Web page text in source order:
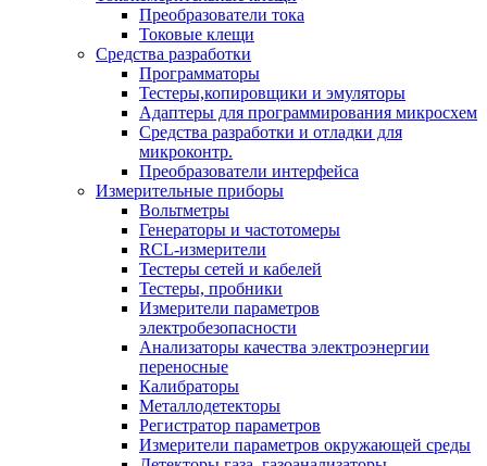
Преобразователи тока
Токовые клещи
Средства разработки
Программаторы
Тестеры,копировщики и эмуляторы
Адаптеры для программирования микросхем
Cредства разработки и отладки для
микроконтр.
Преобразователи интерфейса
Измерительные приборы
Вольтметры
Генераторы и частотомеры
RCL-измерители
Тестеры сетей и кабелей
Тестеры, пробники
Измерители параметров
электробезопасности
Анализаторы качества электроэнергии
переносные
Калибраторы
Металлодетекторы
Регистратор параметров
Измерители параметров окружающей среды